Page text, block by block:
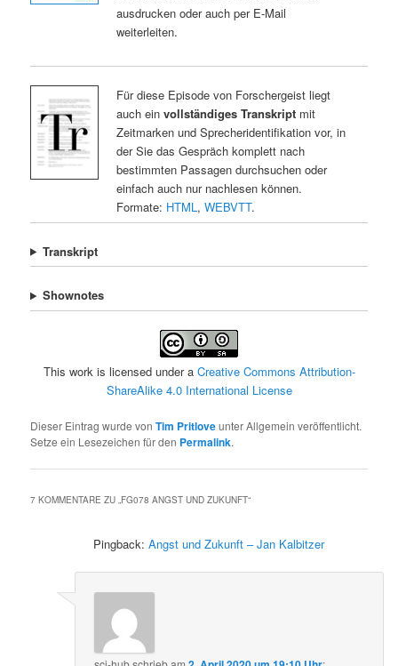
ausdrucken oder auch per E-Mail
weiterleiten.
Für diese Episode von Forschergeist liegt
auch ein vollständiges Transkriptmit
Zeitmarken und Sprecheridentifikation vor, in
der Sie das Gespräch komplett nach
bestimmten Passagen durchsuchen oder
einfach auch nur nachlesen können.
Formate: HTML, WEBVTT.
Transkript
Shownotes
This work is licensed under a Creative Commons Attribution-
ShareAlike 4.0 International License
Dieser Eintrag wurde vonTim Pritloveunter Allgemein veröffentlicht.
Setze ein Lesezeichen für den Permalink.
7 KOMMENTARE ZU „FG078 ANGST UND ZUKUNFT“
Pingback:Angst und Zukunft – Jan Kalbitzer